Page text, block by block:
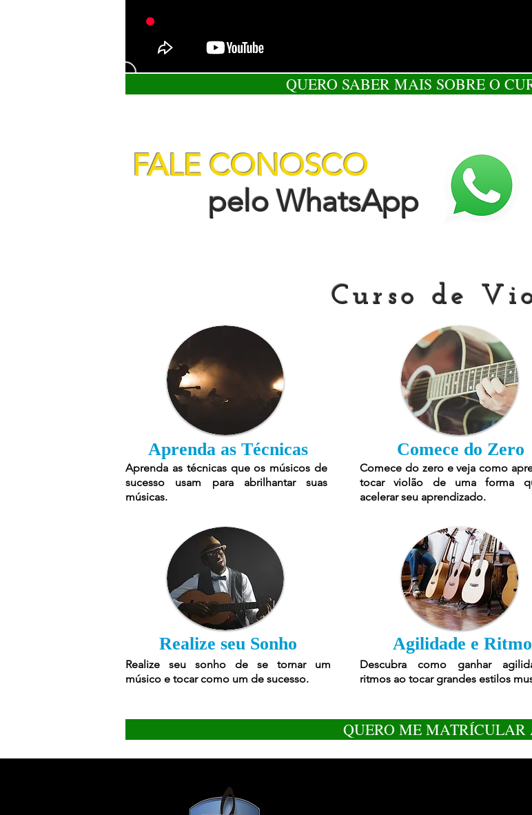
QUERO SABER MAIS SOBRE O
FALE CONOSCO
pelo WhatsApp
Curso de
Aprenda as Técnicas
Aprenda as técnicas que os músicos de
sucesso usam para abrilhantar suas
músicas.
Realize seu Sonho
Realize seu sonho de se tornar um
músico e tocar como um de sucesso.
Comece do Zero
Comece do zero e veja como
tocar violão de uma forma
acelerar seu aprendizado.
Agilidade e Ritmo
Descubra como ganhar
ritmos ao tocar grandes estilos
QUERO ME MATRÍCULAR